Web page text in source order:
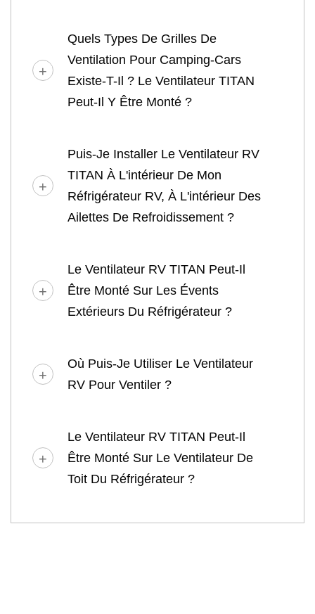
Quels Types De Grilles De
Ventilation Pour Camping-Cars
Existe-T-Il ? Le Ventilateur TITAN
Peut-Il Y Être Monté ?
Puis-Je Installer Le Ventilateur RV
TITAN À L'intérieur De Mon
Réfrigérateur RV, À L'intérieur Des
Ailettes De Refroidissement ?
Le Ventilateur RV TITAN Peut-Il
Être Monté Sur Les Évents
Extérieurs Du Réfrigérateur ?
Où Puis-Je Utiliser Le Ventilateur
RV Pour Ventiler ?
Le Ventilateur RV TITAN Peut-Il
Être Monté Sur Le Ventilateur De
Toit Du Réfrigérateur ?